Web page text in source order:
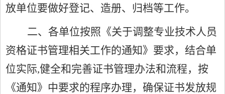
放单位要做好登记、造册、归档等工作。
二、各单位按照《关于调整专业技术人员
资格证书管理相关工作的通知》要求，结合单
位实际,健全和完善证书管理办法和流程，按
《通知》中要求的程序办理，确保证书发放规